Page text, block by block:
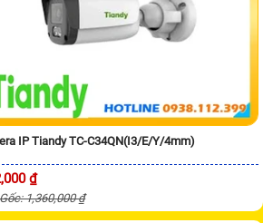
IP Tiandy TC-C34QN(I3/E/Y/4mm)
₫
1,360,000 ₫